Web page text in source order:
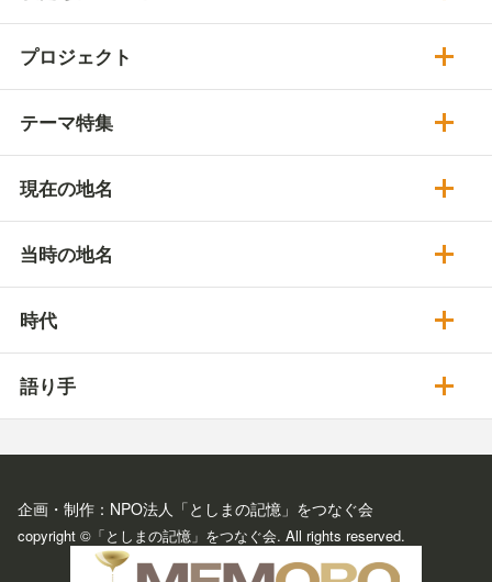
プロジェクト
テーマ特集
現在の地名
当時の地名
時代
語り手
企画・制作：NPO法人「としまの記憶」をつなぐ会
copyright ©「としまの記憶」をつなぐ会. All rights reserved.